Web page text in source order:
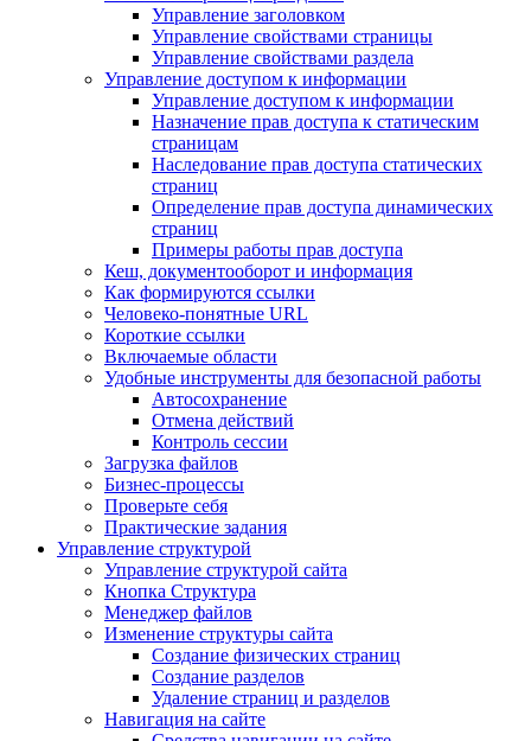
Управление заголовком
Управление свойствами страницы
Управление свойствами раздела
Управление доступом к информации
Управление доступом к информации
Назначение прав доступа к статическим
страницам
Наследование прав доступа статических
страниц
Определение прав доступа динамических
страниц
Примеры работы прав доступа
Кеш, документооборот и информация
Как формируются ссылки
Человеко-понятные URL
Короткие ссылки
Включаемые области
Удобные инструменты для безопасной работы
Автосохранение
Отмена действий
Контроль сессии
Загрузка файлов
Бизнес-процессы
Проверьте себя
Практические задания
Управление структурой
Управление структурой сайта
Кнопка Структура
Менеджер файлов
Изменение структуры сайта
Создание физических страниц
Создание разделов
Удаление страниц и разделов
Навигация на сайте